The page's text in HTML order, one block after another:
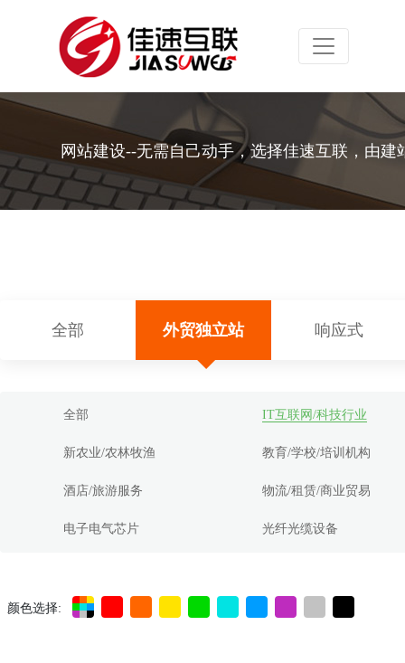
Toggle
网站建设--无需自己动手，选择佳速互联，由建
全部 外贸独立站 响应式
全部 IT互联网/科技行业
新农业/农林牧渔 教育/学校/培训机构
酒店/旅游服务 物流/租赁/商业贸易
电子电气芯片 光纤光缆设备
颜色选择: